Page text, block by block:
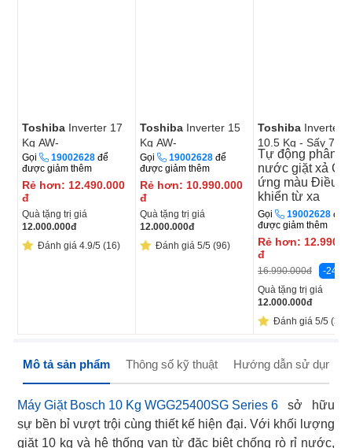
Toshiba Inverter 17
Kg AW-
T08DUH1800MV(MG)
Gọi 19002628 để
được giảm thêm
Rẻ hơn: 12.490.000
đ
Quà tặng trị giá
12.000.000đ
Đánh giá 4.9/5 (16)
Toshiba Inverter 15
Kg AW-
T08DU1600LV(MK)
Gọi 19002628 để
được giảm thêm
Rẻ hơn: 10.990.000
đ
Quà tặng trị giá
12.000.000đ
Đánh giá 5/5 (96)
Toshiba Inverter
10.5 Kg - Sấy 7 Kg
TWD-
Tự động phân
nước giặt xả
ứng màu Điều
khiển từ xa
Gọi 19002628 để
được giảm thêm
Rẻ hơn:
đ
16.990.000đ
-24%
Quà tặng trị giá
12.000.000đ
Đánh giá 5/5 (34)
Mô tả sản phẩm Thông số kỹ thuật Hướng dẫn sử dụng
Máy Giặt Bosch 10 Kg WGG25400SG Series 6 sở hữu
sự bền bỉ vượt trội cùng thiết kế hiện đại. Với khối lượng
giặt 10 kg và hệ thống van từ đặc biệt chống rò rỉ nước,